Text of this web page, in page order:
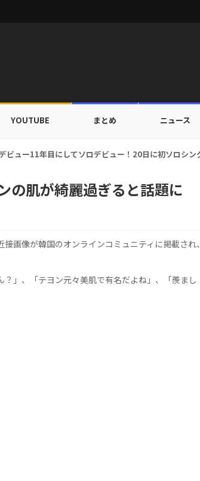
YOUTUBE まとめ ニュース
プ出入証を公開…証明写真でも完璧なビジュアル！
の肌が綺麗過ぎると話題に
画像が韓国のオンラインコミュニティに掲載され、
」、「テヨン元々美肌で有名だよね」、「羨まし